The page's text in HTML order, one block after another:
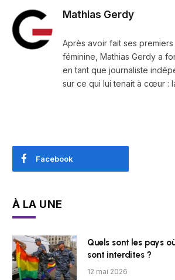
Mathias Gerdy
Après avoir fait ses
féminine, Mathias Gerdy a
en tant que journaliste
sur ce qui lui tenait à cœur :
Facebook
À LA UNE
Quels sont les pays
sont interdites ?
12 mai 2026